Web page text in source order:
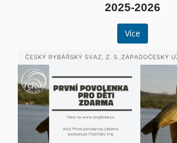
2025-2026
Více